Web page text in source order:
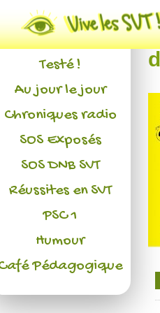
Actualités
L'association
Testé !
Au jour le jour
Chroniques radio
SOS Exposés
SOS DNB SVT
Réussites en SVT
PSC 1
Humour
Pédagogique